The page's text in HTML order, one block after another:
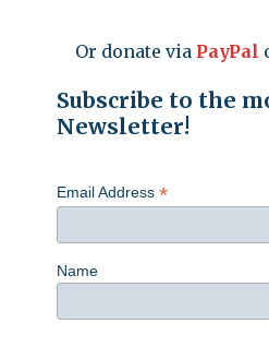
Or donate via PayPal
Subscribe to the
Newsletter!
Email Address *
Name